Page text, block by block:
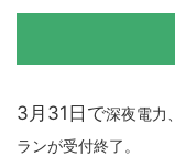
3月31日で深夜電力
ランが受付終了。